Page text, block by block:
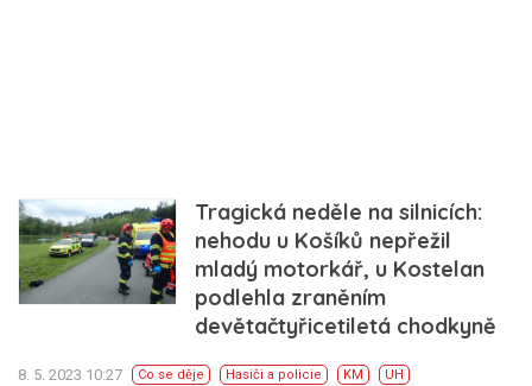
Tragická neděle na silnicích:
nehodu u Košíků nepřežil
mladý motorkář, u Kostelan
podlehla zraněním
devětačtyřicetiletá chodkyně
8. 5. 2023 10:27 Co se děje Hasiči a policie KM UH